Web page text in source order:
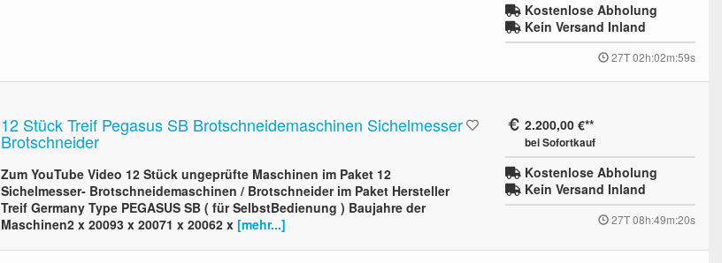
Kostenlose Abholung
Kein Versand Inland
27T 02h:02m:58s
12 Stück Treif Pegasus SB Brotschneidemaschinen Sichelmesser
Brotschneider
Zum YouTube Video 12 Stück ungeprüfte Maschinen im Paket 12
Sichelmesser- Brotschneidemaschinen / Brotschneider im Paket Hersteller
Treif Germany Type PEGASUS SB ( für SelbstBedienung ) Baujahre der
Maschinen2 x 20093 x 20071 x 20062 x [mehr...]
2.200,00 €
bei Sofortkauf
Kostenlose Abholung
Kein Versand Inland
27T 08h:49m:19s